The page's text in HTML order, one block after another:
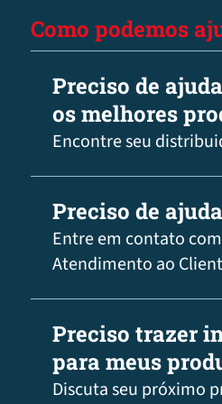
Como podemos
Preciso de
os melhores
Encontre seu
Preciso de
Entre em contato
Atendimento ao
Preciso trazer
para meus
Discuta seu próximo